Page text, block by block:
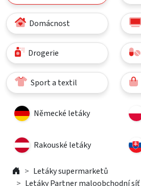
Domácnost
Drogerie
Sport a textil
Německé letáky
Rakouské letáky
Letáky supermarketů
Letáky Partner maloobchodní síť